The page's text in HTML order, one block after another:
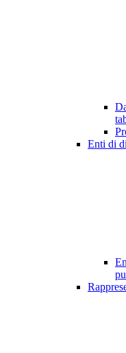
Enti di